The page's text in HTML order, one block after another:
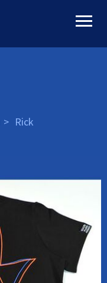
Rick